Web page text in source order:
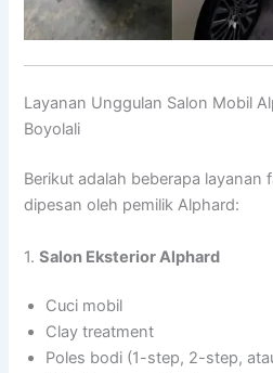
Layanan Unggulan Salon Mobil
Boyolali
Berikut adalah beberapa layanan
dipesan oleh pemilik Alphard:
1.Salon Eksterior Alphard
Cuci mobil
Clay treatment
Poles bodi (1-step, 2-step,